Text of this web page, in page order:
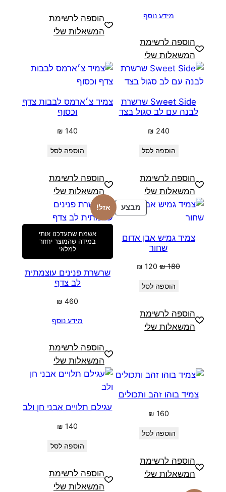
מידע נוסף
הוספה לרשימת
המשאלות שלי
הוספה לרשימת
המשאלות שלי
Sweet Side שרשרת
לבנה עם לב סגול בצד
₪ 240
הוספה לסל
הוספה לרשימת
המשאלות שלי
צמיד צ׳ארמס לבבות צדף
וכסוף
₪ 140
הוספה לסל
הוספה לרשימת
המשאלות שלי
מבצעמוצרים
במבצע
צמיד גמיש אבן אדום
שחור
₪180
המחיר
היה:
₪ 120
המחיר
הוספה לסל
הוספה לרשימת
המשאלות שלי
אזל!
אשמח שתעדכנו אותי
במידה שהמוצר יחזור
למלאי
שרשרת פנינים עוצמתית
לב צדף
₪ 460
מידע נוסף
הוספה לרשימת
המשאלות שלי
צמיד בוהו זהב ותכולים
₪ 160
הוספה לסל
הוספה לרשימת
המשאלות שלי
עגילם תלויים אבני חן ולב
₪ 140
הוספה לסל
הוספה לרשימת
המשאלות שלי